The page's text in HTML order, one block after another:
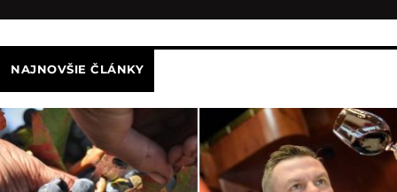
NAJNOVŠIE ČLÁNKY